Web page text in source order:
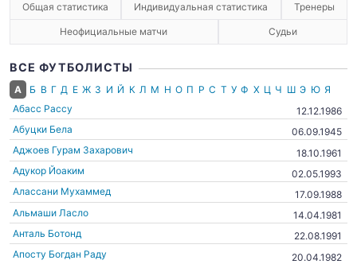
Общая статистика Индивидуальная статистика Тренеры
Неофициальные матчи Судьи
ВСЕ ФУТБОЛИСТЫ
А Б В Г Д Е Ж З И Й К Л М Н О П Р С Т У Ф Х Ц Ч Ш Э Ю Я
Абасс Рассу
12.12.1986
Абуцки Бела
06.09.1945
Аджоев Гурам Захарович
18.10.1961
Адукор Йоаким
02.05.1993
Алассани Мухаммед
17.09.1988
Альмаши Ласло
14.04.1981
Анталь Ботонд
22.08.1991
Апосту Богдан Раду
20.04.1982